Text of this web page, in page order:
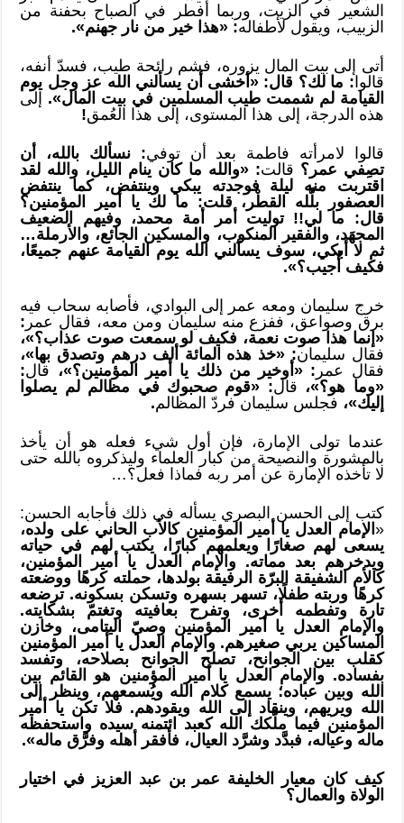
الشعير في الزيت، وربما أفطر في الصباح بحفنة من
الزبيب، ويقول لأطفاله: «هذا خير من نار جهنم».
أتى إلى بيت المال يزوره، فشم رائحة طيب، فسدّ أنفه،
قالوا: ما لك؟ قال: «أخشى أن يسألني الله عز وجل يوم
القيامة لم شممت طيب المسلمين في بيت المال». إلى
هذه الدرجة، إلى هذا المستوى، إلى هذا العُمق!
قالوا لامرأته فاطمة بعد أن توفي: نسألك بالله، أن
تصِفي عمر؟ قالت: «والله ما كان ينام الليل، والله لقد
اقتربت منه ليلة فوجدته يبكي وينتفض، كما ينتفض
العصفور بلَّله القطْر، قلت: ما لك يا أمير المؤمنين؟
قال: ما لي!! توليت أمر أمة محمد، وفيهم الضعيف
المجهَد، والفقير المنكوب، والمسكين الجائع، والأرملة…
ثم لا أبكي، سوف يسألني الله يوم القيامة عنهم جميعًا،
فكيف أُجيب؟».
خرج سليمان ومعه عمر إلى البوادي، فأصابه سحاب فيه
برق وصواعق، ففزع منه سليمان ومن معه، فقال عمر :
«إنما هذا صوت نعمة، فكيف لو سمعت صوت عذاب؟»،
فقال سليمان: «خذ هذه المائة ألف درهم وتصدق بها»،
فقال عمر : «أوخير من ذلك يا أمير المؤمنين؟»، قال:
«وما هو؟»، قال: «قوم صحبوك في مظالم لم يصلوا
إليك»، فجلس سليمان فردّ المظالم.
عندما تولى الإمارة، فإن أول شيء فعله هو أن يأخذ
بالمشورة والنصيحة من كبار العلماء وليذكروه بالله حتى
لا تأخذه الإمارة عن أمر ربه فماذا فعل؟…
كتب إلى الحسن البصري يسأله في ذلك فأجابه الحسن:
« الإمام العدل يا أمير المؤمنين كالأب الحاني على ولده،
يسعى لهم صغارًا ويعلمهم كبارًا، يكتب لهم في حياته
ويدخرهم بعد مماته. والإمام العدل يا أمير المؤمنين،
كالأم الشفيقة البرّة الرفيقة بولدها، حملته كرهًا ووضعته
كرهًا وربته طفلًا، تسهر بسهره وتسكن بسكونه. ترضعه
تارة وتفطمه أخرى، وتفرح بعافيته وتغتمّ بشكايته.
والإمام العدل يا أمير المؤمنين وصيّ اليتامى، وخازن
المساكين يربي صغيرهم. والإمام العدل يا أمير المؤمنين
كقلب بين الجوانح، تصلح الجوانح بصلاحه، وتفسد
بفساده. والإمام العدل يا أمير المؤمنين هو القائم بين
الله وبين عباده؛ يسمع كلام الله ويُسمعهم، وينظر إلى
الله ويريهم، وينقاد إلى الله ويقودهم. فلا تكن يا أمير
المؤمنين فيما ملَّكك الله كعبد ائتمنه سيده واستحفظه
ماله وعياله، فبدَّد وشرَّد العيال، فأفقر أهله وفرَّق ماله».
كيف كان معيار الخليفة عمر بن عبد العزيز في اختيار
الولاة والعمال؟